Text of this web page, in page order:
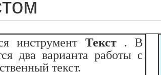
инструмент Текст
. В
два варианта работы с
текст.